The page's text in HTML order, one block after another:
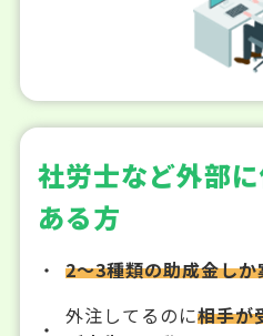
社労士など外部
ある方
2～3種類の助成金し
外注してるのに相手が